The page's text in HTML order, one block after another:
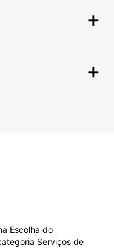
Escolha do
Serviços de